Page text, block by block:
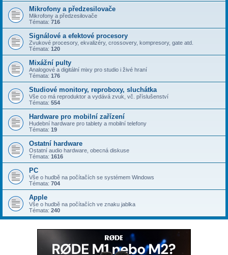
Mikrofony a předzesilovače
Mikrofony a předzesilovače
Témata: 716
Signálové a efektové procesory
Zvukové procesory, ekvalizéry, crossovery, kompresory, gate atd.
Témata: 120
Mixážní pulty
Analogové a digitální mixy pro studio i živé hraní
Témata: 176
Studiové monitory, reproboxy, sluchátka
Vše co má reproduktor a vydává zvuk, vč. příslušenství
Témata: 554
Hardware pro mobilní zařízení
Hudební hardware pro tablety a mobilní telefony
Témata: 19
Ostatní hardware
Ostatní audio hardware, obecná diskuse
Témata: 1616
PC
Vše o hudbě na počítačích se systémem Windows
Témata: 704
Apple
Vše o hudbě na počítačích ve znaku jablka
Témata: 240